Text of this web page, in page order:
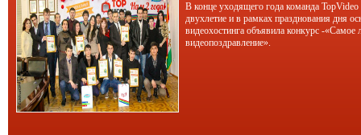
В конце уходящего года команда TopVideo
двухлетие и в рамках празднования дня
видеохостинга объявила конкурс -«Самое
видеопоздравление».